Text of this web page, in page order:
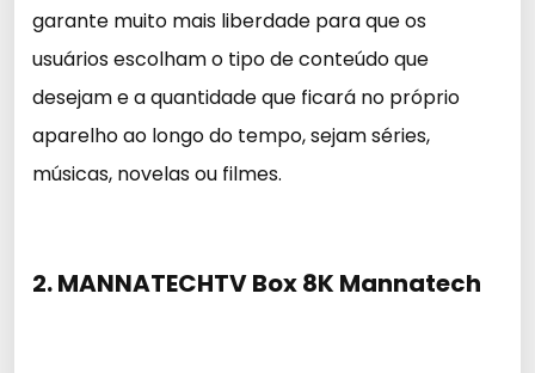
garante muito mais liberdade para que os
usuários escolham o tipo de conteúdo que
desejam e a quantidade que ficará no próprio
aparelho ao longo do tempo, sejam séries,
músicas, novelas ou filmes.
2. MANNATECHTV Box 8K Mannatech